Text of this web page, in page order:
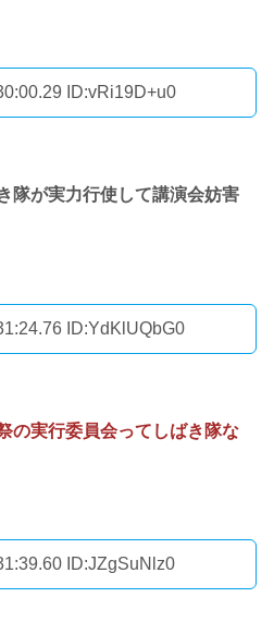
ID:vRi19D+u0
隊が実力行使して講演会妨害
ID:YdKlUQbG0
の実行委員会ってしばき隊な
ID:JZgSuNlz0